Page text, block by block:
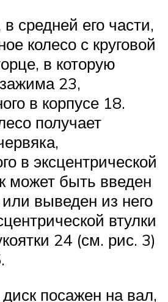
средней его части,
колесо с круговой
в которую
23,
в корпусе 18.
получает
в эксцентрической
может быть введен
выведен из него
втулки
24 (см. рис. 3)
посажен на вал,